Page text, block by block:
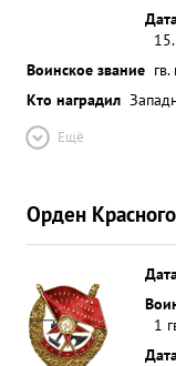
Воинское звание
Кто наградил
Ещё
Орден
1